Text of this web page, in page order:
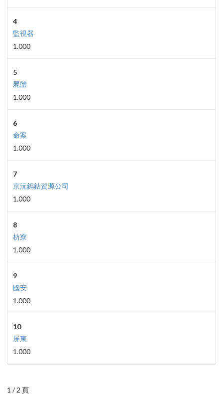
4
監視器
1.000
5
屍體
1.000
6
命案
1.000
7
京沅鎢鈷資源公司
1.000
8
枋寮
1.000
9
國安
1.000
10
屏東
1.000
1 / 2 頁